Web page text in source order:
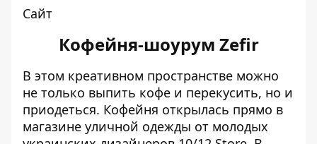
Сайт
Кофейня-шоурум Zefir
В этом креативном пространстве можно
не только выпить кофе и перекусить, но и
приодеться. Кофейня открылась прямо в
магазине уличной одежды от молодых